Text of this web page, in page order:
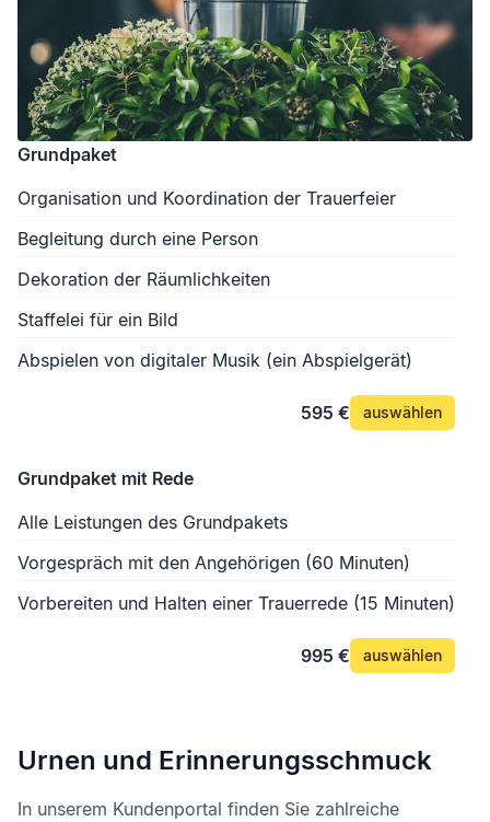
Grundpaket
Organisation und Koordination der Trauerfeier
Begleitung durch eine Person
Dekoration der Räumlichkeiten
Staffelei für ein Bild
Abspielen von digitaler Musik (ein Abspielgerät)
595 € auswählen
Grundpaket mit Rede
Alle Leistungen des Grundpakets
Vorgespräch mit den Angehörigen (60 Minuten)
Vorbereiten und Halten einer Trauerrede (15 Minuten)
995 € auswählen
Urnen und Erinnerungsschmuck
In unserem Kundenportal finden Sie zahlreiche